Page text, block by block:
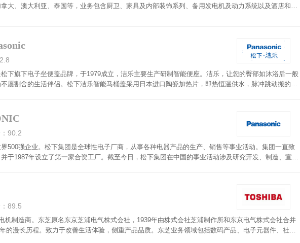
大、澳大利亚、泰国等，业务包含厨卫、家具及内部装饰系列、备用发电机及动力系统以及酒店和世
下旗下电子坐便盖品牌，于1979成立，洁乐主要生产研制智能便座。洁乐，让您的臀部如沐浴后一般
愿割舍的生活伴侣。松下洁乐智能马桶盖采用日本进口陶瓷加热片，即热恒温供水，脉冲跳动搬的水
90.2
500强企业。松下集团是全球性电子厂商，从事各种电器产品的生产、销售等事业活动。集团一直致
于1987年设立了第一家合资工厂。截至今日，松下集团在中国的事业活动涉及研究开发、制造、宣传
89.5
机制造商。东芝原名东京芝浦电气株式会社，1939年由株式会社芝浦制作所和东京电气株式会社合并
的漫长历程。致力于改善生活体验，侧重产品品质。东芝业务领域包括数码产品、电子元器件、社会